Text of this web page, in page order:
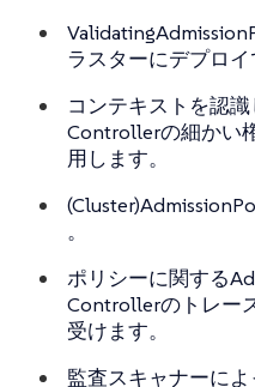
ラスターにデプロイ
コンテキストを認
Controllerの細かい
用します。
。
ポリシーに関する
Controllerのトレー
受けます。
監査スキャナーによ